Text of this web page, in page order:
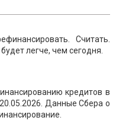
Считать.
легче, чем сегодня.
кредитов в
Данные Сбера о